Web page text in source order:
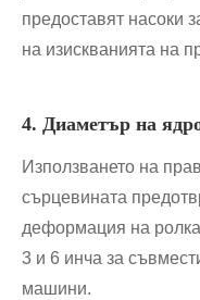
предоставят насоки
на изискванията на
4. Диаметър на
Използването на
сърцевината
деформация на
3 и 6 инча за
машини.